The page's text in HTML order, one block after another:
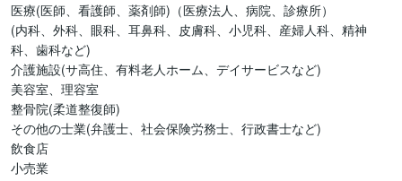
医療(医師、看護師、薬剤師)（医療法人、病院、診療所）
(内科、外科、眼科、耳鼻科、皮膚科、小児科、産婦人科、精神
科、歯科など)
介護施設(サ高住、有料老人ホーム、デイサービスなど)
美容室、理容室
整骨院(柔道整復師)
その他の士業(弁護士、社会保険労務士、行政書士など)
飲食店
小売業